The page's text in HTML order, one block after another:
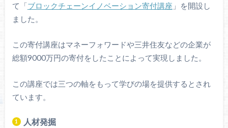
て「ブロックチェーンイノベーション寄付講座 」を開設し
ました。
この寄付講座はマネーフォワードや三井住友などの企業が
総額9000万円の寄付をしたことによって実現しました。
この講座では三つの軸をもって学びの場を提供するとされ
ています。
人材発掘